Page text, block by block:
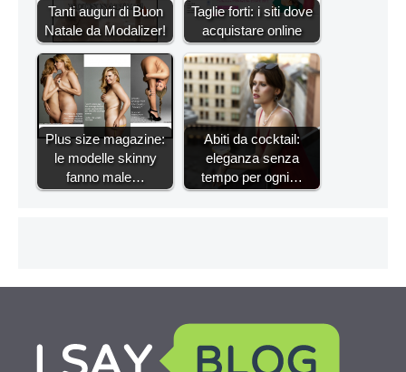
Tanti auguri di Buon
Natale da Modalizer!
Taglie forti: i siti dove
acquistare online
Plus size magazine:
le modelle skinny
fanno male…
Abiti da cocktail:
eleganza senza
tempo per ogni…